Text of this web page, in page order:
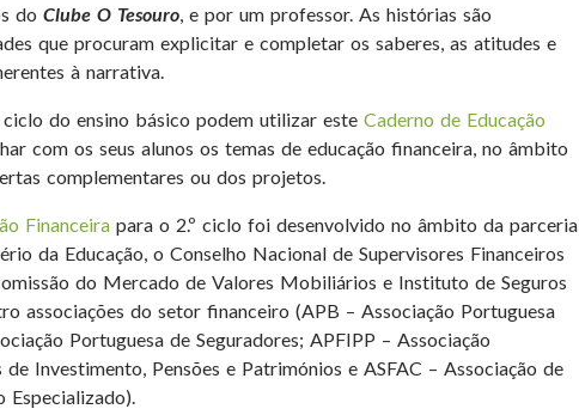
do Clube O Tesouro, e por um professor. As histórias são
que procuram explicitar e completar os saberes, as atitudes e
à narrativa.
do ensino básico podem utilizar este Caderno de Educação
com os seus alunos os temas de educação financeira, no âmbito
complementares ou dos projetos.
Financeira para o 2.º ciclo foi desenvolvido no âmbito da parceria
da Educação, o Conselho Nacional de Supervisores Financeiros
do Mercado de Valores Mobiliários e Instituto de Seguros
associações do setor financeiro (APB – Associação Portuguesa
Portuguesa de Seguradores; APFIPP – Associação
de Investimento, Pensões e Patrimónios e ASFAC – Associação de
Especializado).